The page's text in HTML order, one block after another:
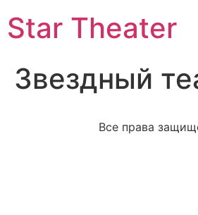
Star Theater
Звездный
Все права